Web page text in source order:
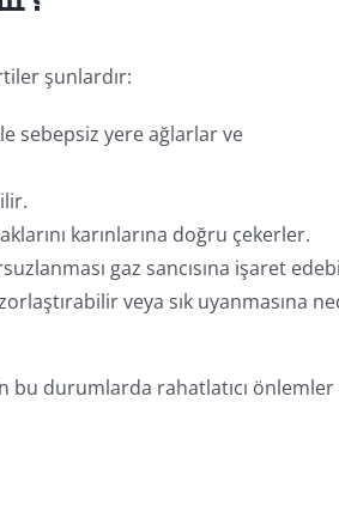
şunlardır:
sebepsiz yere ağlarlar ve
karınlarına doğru çekerler.
gaz sancısına işaret
veya sık uyanmasına
bu durumlarda rahatlatıcı önlemler